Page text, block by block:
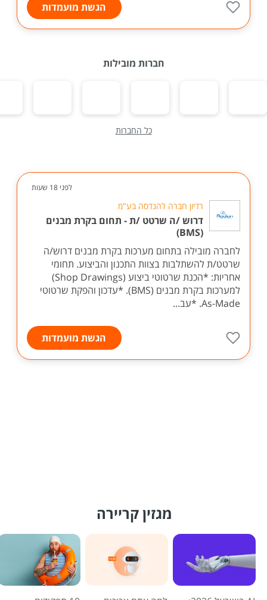
הגשת מועמדות
חברות מובילות
כל החברות
לפני 18 שעות
רדיון חברה להנדסה בע"מ
דרוש /ה שרטט /ת - תחום בקרת מבנים
(BMS)
לחברה מובילה בתחום מערכות בקרת מבנים דרוש/ה
שרטט/ת להשתלבות בצוות התכנון והביצוע. תחומי
אחריות: *הכנת שרטוטי ביצוע (Shop Drawings)
למערכות בקרת מבנים (BMS). *עדכון והפקת שרטוטי
As-Made. *עב...
הגשת מועמדות
מגזין קריירה